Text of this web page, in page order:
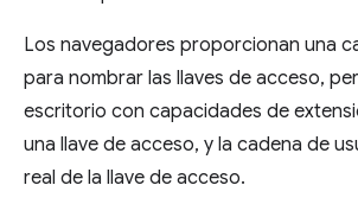
Los navegadores proporcionan una
para nombrar las llaves de acceso,
escritorio con capacidades de
una llave de acceso, y la cadena de
real de la llave de acceso.